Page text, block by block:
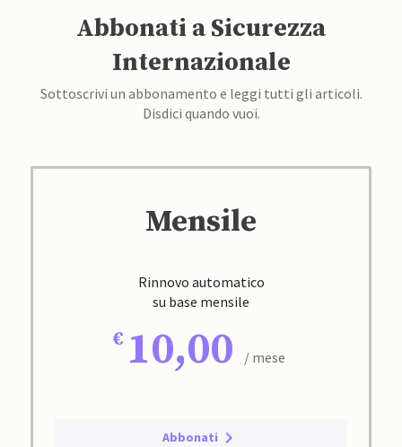
Abbonati a Sicurezza
Internazionale
Sottoscrivi un abbonamento e leggi tutti gli articoli.
Disdici quando vuoi.
Mensile
Rinnovo automatico
su base mensile
10,00 / mese
Abbonati